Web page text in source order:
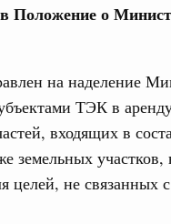
Положение о
на наделение
ТЭК в
входящих в
земельных
не связанных